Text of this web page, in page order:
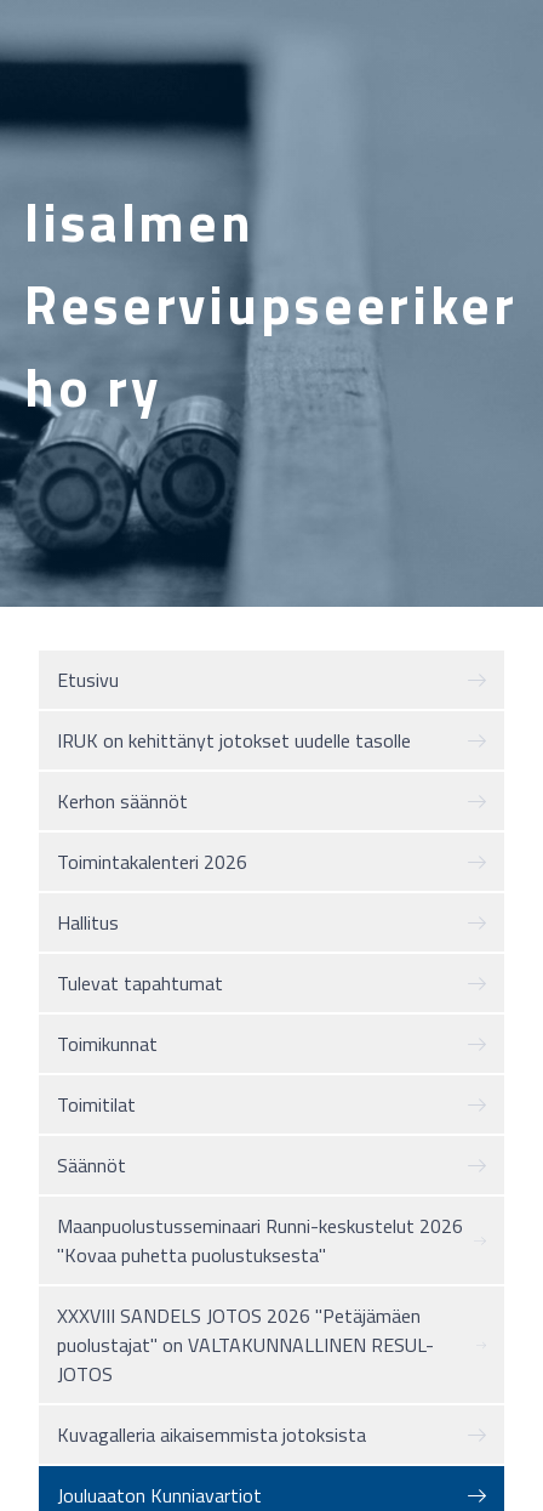
Iisalmen
Reserviupseeriker
ho ry
Etusivu
IRUK on kehittänyt jotokset uudelle tasolle
Kerhon säännöt
Toimintakalenteri 2026
Hallitus
Tulevat tapahtumat
Toimikunnat
Toimitilat
Säännöt
Maanpuolustusseminaari Runni-keskustelut 2026
"Kovaa puhetta puolustuksesta"
XXXVIII SANDELS JOTOS 2026 "Petäjämäen
puolustajat" on VALTAKUNNALLINEN RESUL-
JOTOS
Kuvagalleria aikaisemmista jotoksista
Jouluaaton Kunniavartiot